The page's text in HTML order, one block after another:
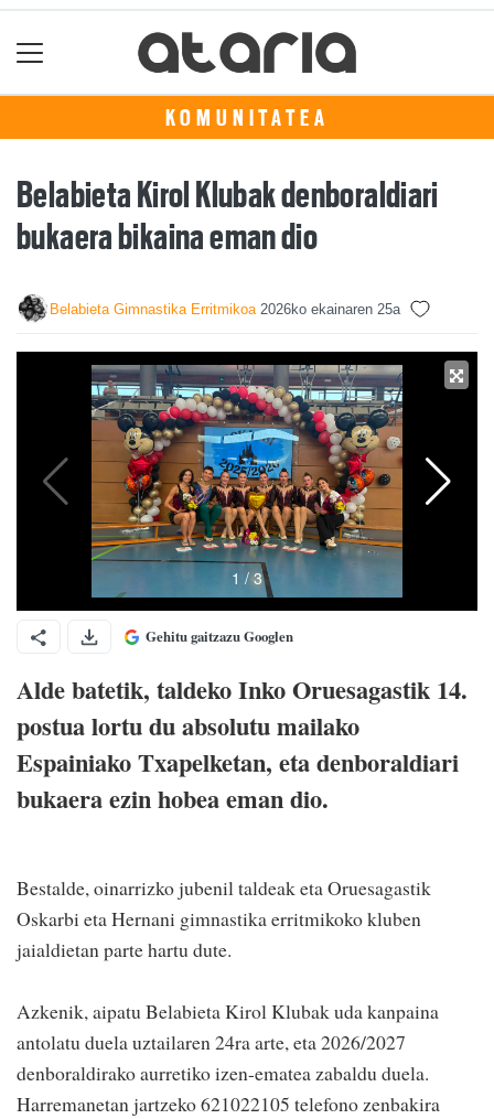
KOMUNITATEA
Belabieta Kirol Klubak denboraldiari
bukaera bikaina eman dio
Belabieta Gimnastika Erritmikoa 2026ko ekainaren 25a
Gehitu gaitzazu Googlen
Alde batetik, taldeko Inko Oruesagastik 14.
postua lortu du absolutu mailako
Espainiako Txapelketan, eta denboraldiari
bukaera ezin hobea eman dio.
Bestalde, oinarrizko jubenil taldeak eta Oruesagastik
Oskarbi eta Hernani gimnastika erritmikoko kluben
jaialdietan parte hartu dute.
Azkenik, aipatu Belabieta Kirol Klubak uda kanpaina
antolatu duela uztailaren 24ra arte, eta 2026/2027
denboraldirako aurretiko izen-ematea zabaldu duela.
Harremanetan jartzeko 621022105 telefono zenbakira